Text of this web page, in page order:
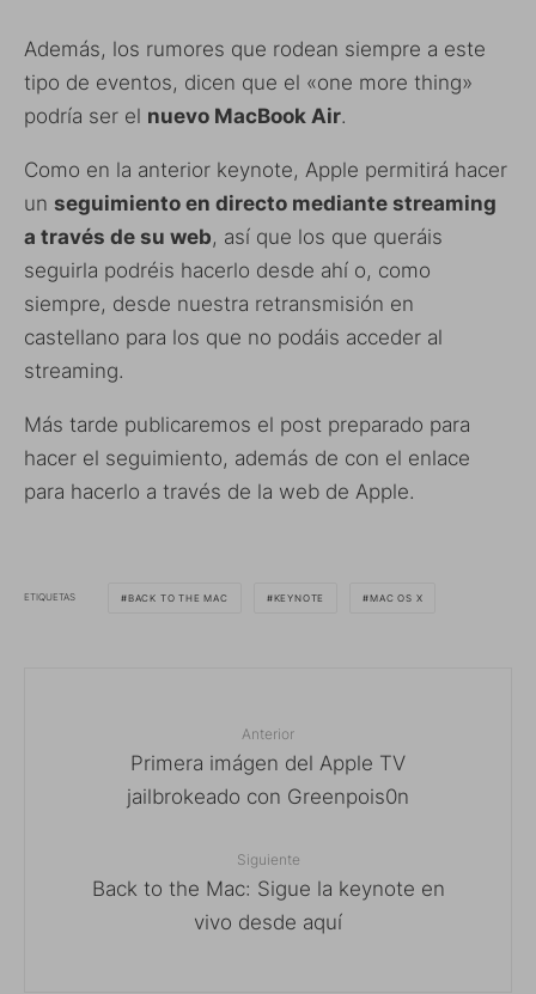
Además, los rumores que rodean siempre a este
tipo de eventos, dicen que el «one more thing»
podría ser el nuevo MacBook Air.
Como en la anterior keynote, Apple permitirá hacer
un seguimiento en directo mediante streaming
a través de su web, así que los que queráis
seguirla podréis hacerlo desde ahí o, como
siempre, desde nuestra retransmisión en
castellano para los que no podáis acceder al
streaming.
Más tarde publicaremos el post preparado para
hacer el seguimiento, además de con el enlace
para hacerlo a través de la web de Apple.
ETIQUETAS BACK TO THE MAC KEYNOTE MAC OS X
Anterior
Primera imágen del Apple TV
jailbrokeado con Greenpois0n
Siguiente
Back to the Mac: Sigue la keynote en
vivo desde aquí